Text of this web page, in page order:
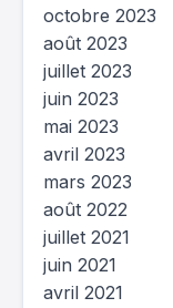
octobre 2023
août 2023
juillet 2023
juin 2023
mai 2023
avril 2023
mars 2023
août 2022
juillet 2021
juin 2021
avril 2021